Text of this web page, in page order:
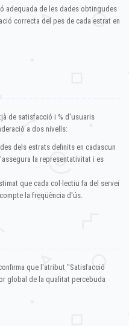
adequada de les dades obtingudes
correcta del pes de cada estrat en
de satisfacció i % d'usuaris
a dos nivells:
dels estrats definits en cadascun
la representativitat i es
que cada col·lectiu fa del servei
la freqüència d'ús.
que l'atribut "Satisfacció
global de la qualitat percebuda